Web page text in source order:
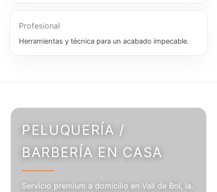
Profesional
Herramientas y técnica para un acabado impecable.
PELUQUERÍA /
BARBERÍA EN CASA
Servicio premium a domicilio en Vall de Boí, la.